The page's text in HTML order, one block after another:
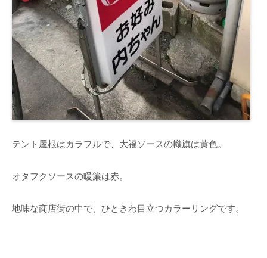
テント屋根はカラフルで、大福ソースの幟旗は黄色。
オタフクソースの暖簾は赤。
地味な商店街の中で、ひときわ目立つカラーリングです。